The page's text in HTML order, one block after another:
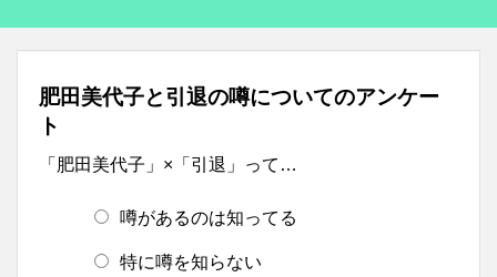
肥田美代子と引退の噂についてのアンケー
ト
「肥田美代子」×「引退」って…
噂があるのは知ってる
特に噂を知らない